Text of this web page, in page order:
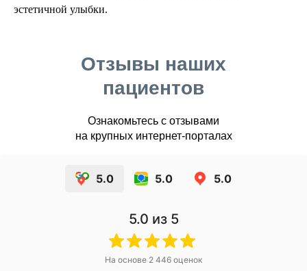
эстетичной улыбки.
Отзывы наших
пациентов
Ознакомьтесь с отзывами
на крупных интернет-порталах
5.0 5.0 5.0
5.0 из 5
На основе 2 446 оценок